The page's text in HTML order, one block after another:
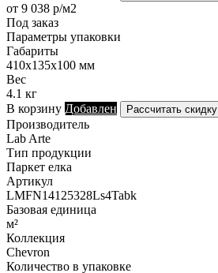
от 9 038 р/м2
Под заказ
Параметры упаковки
Габариты
410х135х100 мм
Вес
4.1 кг
В корзину Добавлен Рассчитать скидку
Производитель
Lab Arte
Тип продукции
Паркет елка
Артикул
LMFN14125328Ls4Tabk
Базовая единица
м²
Коллекция
Chevron
Количество в упаковке